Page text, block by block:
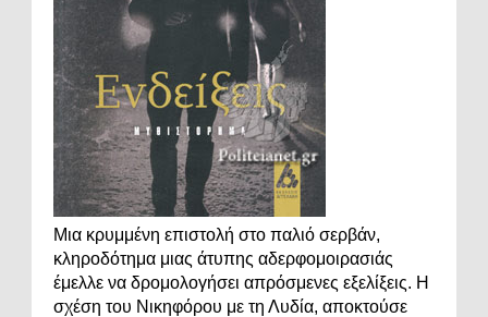
Μια κρυμμένη επιστολή στο παλιό σερβάν,
κληροδότημα μιας άτυπης αδερφομοιρασιάς
έμελλε να δρομολογήσει απρόσμενες εξελίξεις. Η
σχέση του Νικηφόρου με τη Λυδία, αποκτούσε